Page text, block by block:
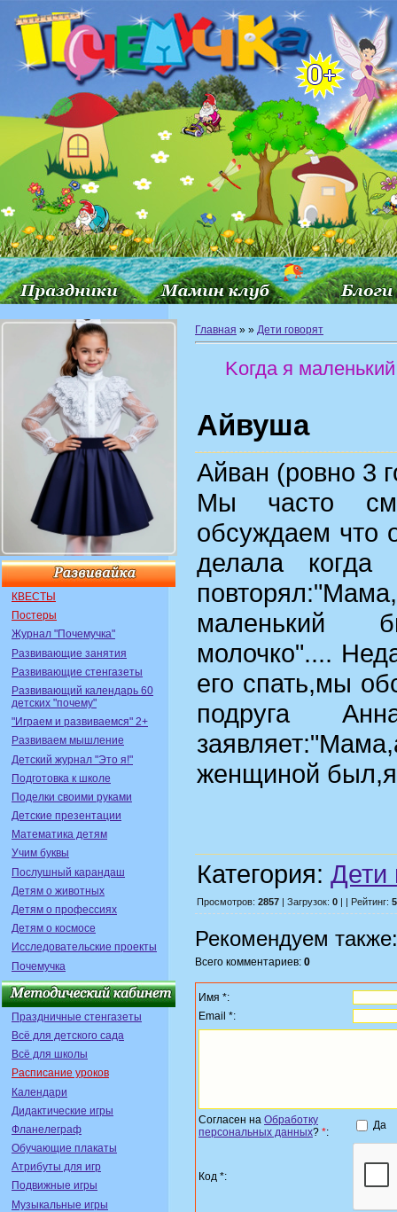
КВЕСТЫ
Постеры
Журнал "Почемучка"
Развивающие занятия
Развивающие стенгазеты
Развивающий календарь 60
детских "почему"
"Играем и развиваемся" 2+
Развиваем мышление
Детский журнал "Это я!"
Подготовка к школе
Поделки своими руками
Детские презентации
Математика детям
Учим буквы
Послушный карандаш
Детям о животных
Детям о профессиях
Детям о космосе
Исследовательские проекты
Почемучка
Праздничные стенгазеты
Всё для детского сада
Всё для школы
Расписание уроков
Календари
Дидактические игры
Фланелеграф
Обучающие плакаты
Атрибуты для игр
Подвижные игры
Музыкальные игры
Главная » » Дети говорят
Kогда я
Айвуша
Айван (ровно 3
Мы часто
обсуждаем что
делала
маленький
молочко"....
его спать,мы
подруга
женщиной
Категория: Дети
Просмотров: 2857 | Загрузок: 0 | | Рейтинг:
Рекомендуем также:
Всего комментариев: 0
Имя *:
Email *:
Согласен на Обработку
персональных данных? *:
Да
Код *: